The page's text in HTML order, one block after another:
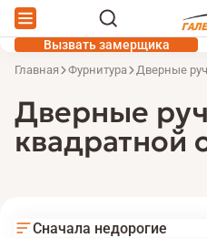
Вызвать замерщика
Главная Фурнитура Дверные
Дверные
квадратной
Сначала недорогие